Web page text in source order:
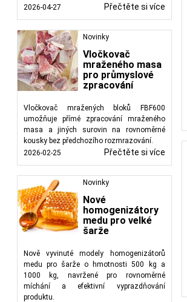
2026-04-27
Přečtěte si více
Novinky
Vločkovač
mraženého masa
pro průmyslové
zpracování
Vločkovač mražených bloků FBF600
umožňuje přímé zpracování mraženého
masa a jiných surovin na rovnoměrné
kousky bez předchozího rozmrazování.
2026-02-25
Přečtěte si více
Novinky
Nové
homogenizátory
medu pro velké
šarže
Nově vyvinuté modely homogenizátorů
medu pro šarže o hmotnosti 500 kg a
1000 kg, navržené pro rovnoměrné
míchání a efektivní vyprazdňování
produktu.